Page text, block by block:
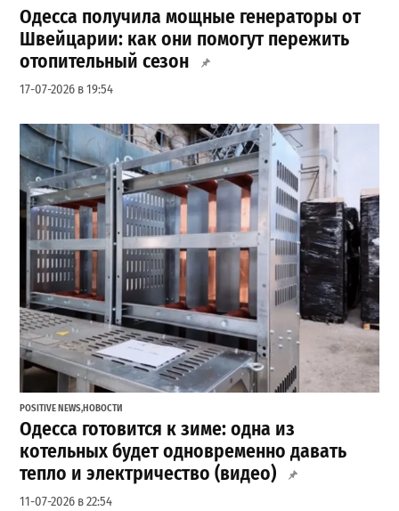
Одесса получила мощные генераторы от
Швейцарии: как они помогут пережить
отопительный сезон
17-07-2026 в 19:54
POSITIVE NEWS,НОВОСТИ
Одесса готовится к зиме: одна из
котельных будет одновременно давать
тепло и электричество (видео)
11-07-2026 в 22:54